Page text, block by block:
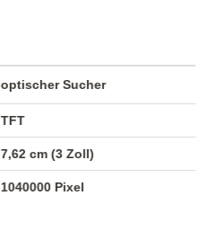
optischer Sucher
TFT
7,62 cm (3 Zoll)
1040000 Pixel